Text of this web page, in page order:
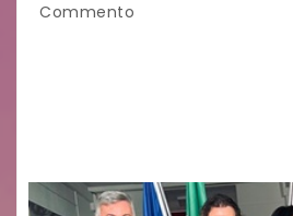
Commento